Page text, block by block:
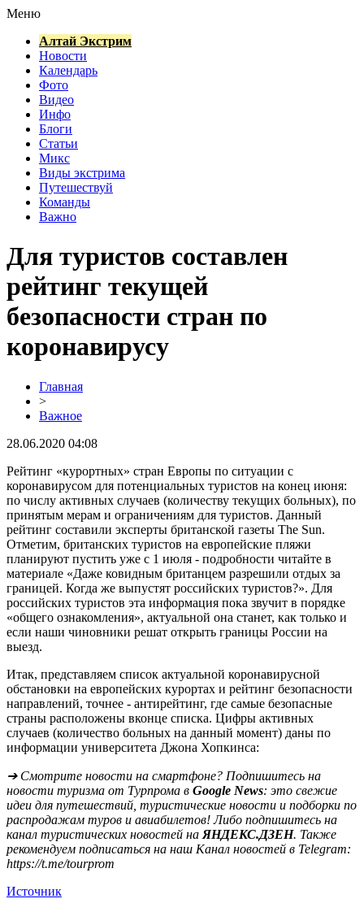
Меню
Алтай Экстрим
Новости
Календарь
Фото
Видео
Инфо
Блоги
Статьи
Микс
Виды экстрима
Путешествуй
Команды
Важно
Для туристов составлен
рейтинг текущей
безопасности стран по
коронавирусу
Главная
>
Важное
28.06.2020 04:08
Рейтинг «курортных» стран Европы по ситуации с
коронавирусом для потенциальных туристов на конец июня:
по числу активных случаев (количеству текущих больных), по
принятым мерам и ограничениям для туристов. Данный
рейтинг составили эксперты британской газеты The Sun.
Отметим, британских туристов на европейские пляжи
планируют пустить уже с 1 июля - подробности читайте в
материале «Даже ковидным британцем разрешили отдых за
границей. Когда же выпустят российских туристов?». Для
российских туристов эта информация пока звучит в порядке
«общего ознакомления», актуальной она станет, как только и
если наши чиновники решат открыть границы России на
выезд.
Итак, представляем список актуальной коронавирусной
обстановки на европейских курортах и рейтинг безопасности
направлений, точнее - антирейтинг, где самые безопасные
страны расположены вконце списка. Цифры активных
случаев (количество больных на данный момент) даны по
информации университета Джона Хопкинса:
➔ Смотрите новости на смартфоне? Подпишитесь на
новости туризма от Турпрома в Google News: это свежие
идеи для путешествий, туристические новости и подборки по
распродажам туров и авиабилетов! Либо подпишитесь на
канал туристических новостей на ЯНДЕКС.ДЗЕН. Также
рекомендуем подписаться на наш Канал новостей в Telegram:
https://t.me/tourprom
Источник